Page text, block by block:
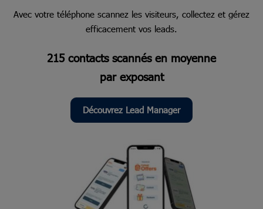
Avec votre téléphone scannez les visiteurs, collectez et gérez
efficacement vos leads.
215 contacts scannés en moyenne
par exposant
Découvrez Lead Manager